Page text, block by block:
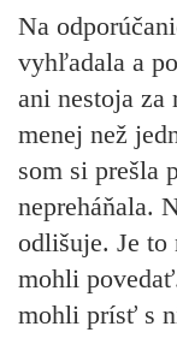
Na
vyhľadala a
ani nestoja za
menej než
som si prešla
nepreháňala.
odlišuje. Je to
mohli
mohli prísť s